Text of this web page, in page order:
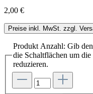
2,00 €
Preise inkl. MwSt. zzgl.
Produkt Anzahl: Gib
die Schaltflächen um
reduzieren.